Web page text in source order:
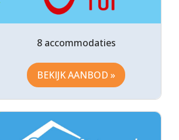
8 accommodaties
BEKIJK AANBOD »